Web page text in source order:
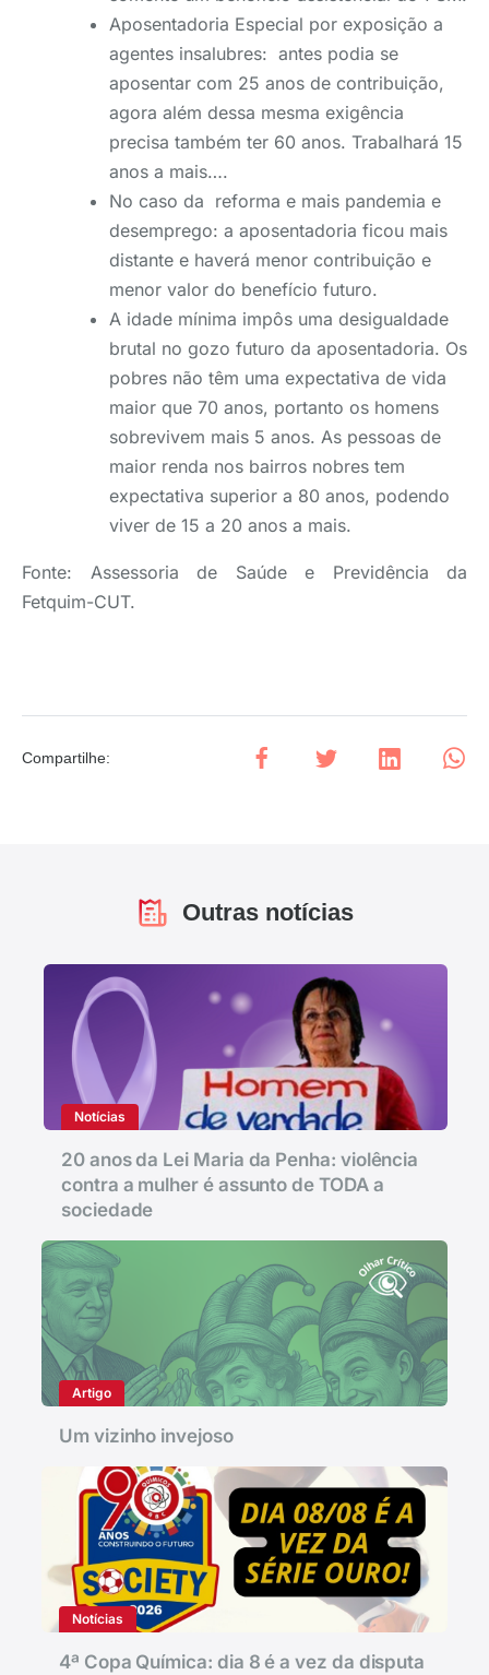
Aposentadoria Especial por exposição a
agentes insalubres: antes podia se
aposentar com 25 anos de contribuição,
agora além dessa mesma exigência
precisa também ter 60 anos. Trabalhará 15
anos a mais….
No caso da reforma e mais pandemia e
desemprego: a aposentadoria ficou mais
distante e haverá menor contribuição e
menor valor do benefício futuro.
A idade mínima impôs uma desigualdade
brutal no gozo futuro da aposentadoria. Os
pobres não têm uma expectativa de vida
maior que 70 anos, portanto os homens
sobrevivem mais 5 anos. As pessoas de
maior renda nos bairros nobres tem
expectativa superior a 80 anos, podendo
viver de 15 a 20 anos a mais.
Fonte: Assessoria de Saúde e Previdência da
Fetquim-CUT.
Compartilhe:
Outras notícias
Notícias
20 anos da Lei Maria da Penha: violência
contra a mulher é assunto de TODA a
sociedade
Artigo
Um vizinho invejoso
Notícias
4ª Copa Química: dia 8 é a vez da disputa